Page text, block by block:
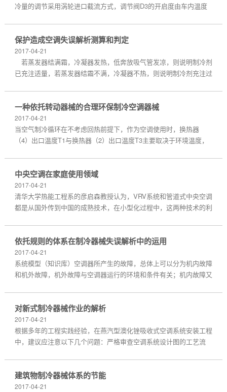
冷量的调节采用涡轮进口截流方式，调节阀D3的开启度由车内温度
保护造成空调失误解析测算和判定
2017-04-21
若蒸发器结满霜，冷凝器发热，低奔放吸气管发凉，则说明制冷剂
已充注适量，若蒸发器结霜不满，冷凝器不热，则说明制冷剂充注过
一种依托转动器械的合理环保制冷空调器械
2017-04-21
当空气制冷循环在不考虑回热前提下，作为空调使用时，换热器
（4）出口温度T1与换热器（2）出口温度T3主要取决于环境温度，
一高...
中央空调在家庭使用领域
2017-04-21
清华大学热能工程系的彦启森教授认为，VRV系统和管道式中央空调
都是从国外传到中国的成熟技术，在小型化过程中，这两种技术的利
依托规则的体系在制冷器械失误解析中的运用
2017-04-21
系统模型（知识库）空调器所产生的故障，总体上可以分为机内故障
和机外故障，机外故障与空调器运行的环境和条件有关；机内故障又
对新式制冷器械作业的解析
2017-04-21
根据多年的工程实践经验，在燕汽型澳化锉吸收式空调系统安装工程
中，建议应注意以下几个问题：严格审查空调系统设计图的工艺流
建筑物制冷器械体系的节能
2017-04-21